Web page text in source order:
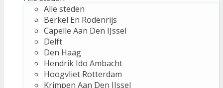
Alle steden
Berkel En Rodenrijs
Capelle Aan Den IJssel
Delft
Den Haag
Hendrik Ido Ambacht
Hoogvliet Rotterdam
Krimpen Aan Den IJssel